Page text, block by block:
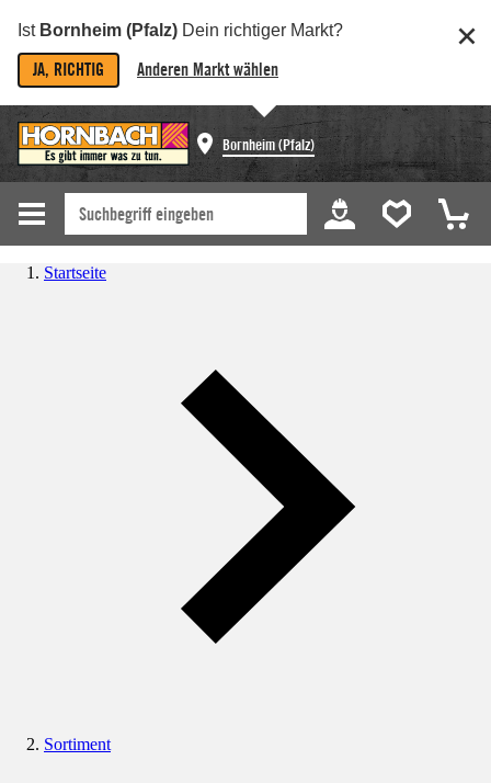
Ist Bornheim (Pfalz) Dein richtiger Markt?
JA, RICHTIG Anderen Markt wählen
Bornheim (Pfalz)
Startseite
Sortiment